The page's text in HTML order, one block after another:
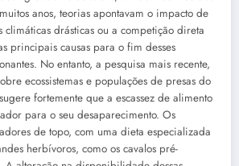
anos, teorias apontavam o impacto de
climáticas drásticas ou a competição direta
principais causas para o fim desses
No entanto, a pesquisa mais recente,
ecossistemas e populações de presas do
fortemente que a escassez de alimento
para o seu desaparecimento. Os
de topo, com uma dieta especializada
herbívoros, como os cavalos pré-